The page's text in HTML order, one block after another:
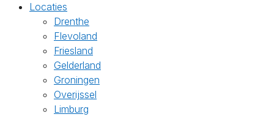
Locaties
Drenthe
Flevoland
Friesland
Gelderland
Groningen
Overijssel
Limburg